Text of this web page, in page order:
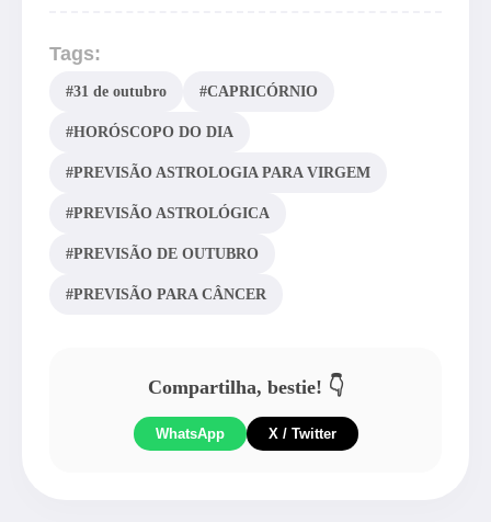
Tags:
#31 de outubro #CAPRICÓRNIO
#HORÓSCOPO DO DIA
#PREVISÃO ASTROLOGIA PARA VIRGEM
#PREVISÃO ASTROLÓGICA
#PREVISÃO DE OUTUBRO
#PREVISÃO PARA CÂNCER
Compartilha, bestie! 👇
WhatsApp X / Twitter